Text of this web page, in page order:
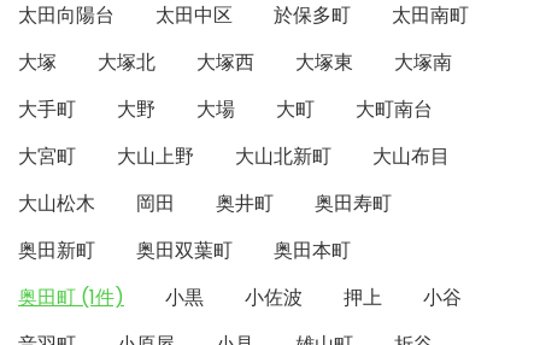
太田向陽台
太田中区 於保多町
太田南町
大塚
大塚北 大塚西 大塚東
大塚南
大手町
大野 大場 大町
大町南台
大宮町
大山上野 大山北新町
大山布目
大山松木
岡田 奥井町
奥田寿町
奥田新町
奥田双葉町
奥田本町
奥田町 (1件)
小黒 小佐波 押上
小谷